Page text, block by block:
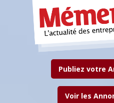
Publiez votre
Voir les